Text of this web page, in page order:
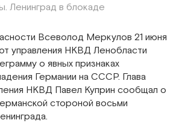
Ленинград в блокаде
Всеволод Меркулов 21 июня
управления НКВД Ленобласти
о явных признаках
Германии на СССР. Глава
НКВД Павел Куприн сообщал о
стороной восьми